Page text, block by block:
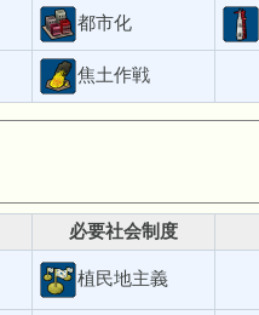
都市化
焦土作戦
必要社会制度
植民地主義